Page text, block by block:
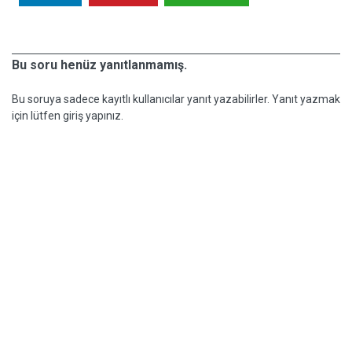
Bu soru henüz yanıtlanmamış.
Bu soruya sadece kayıtlı kullanıcılar yanıt yazabilirler. Yanıt yazmak
için lütfen giriş yapınız.